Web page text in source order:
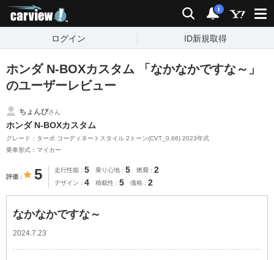
検索 通知
i
ログイン ID新規取得
ホンダ N-BOXカスタム 「なかなかですな～」
のユーザーレビュー
ちょんびさん
ホンダ N-BOXカスタム
グレード：ターボ コーディネートスタイル 2トーン(CVT_0.66) 2023年式
乗車形式：マイカー
評価 5 走行性能 5 乗り心地 5 燃費 2
デザイン 4 積載性 5 価格 2
なかなかですな～
2024.7.23